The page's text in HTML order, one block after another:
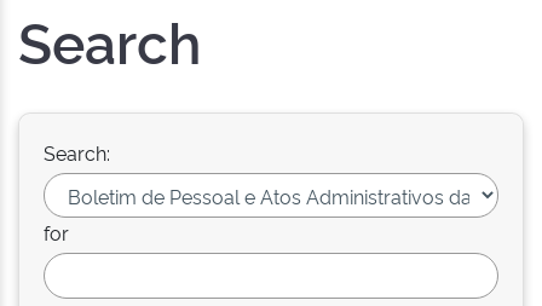
Search
Search:
for